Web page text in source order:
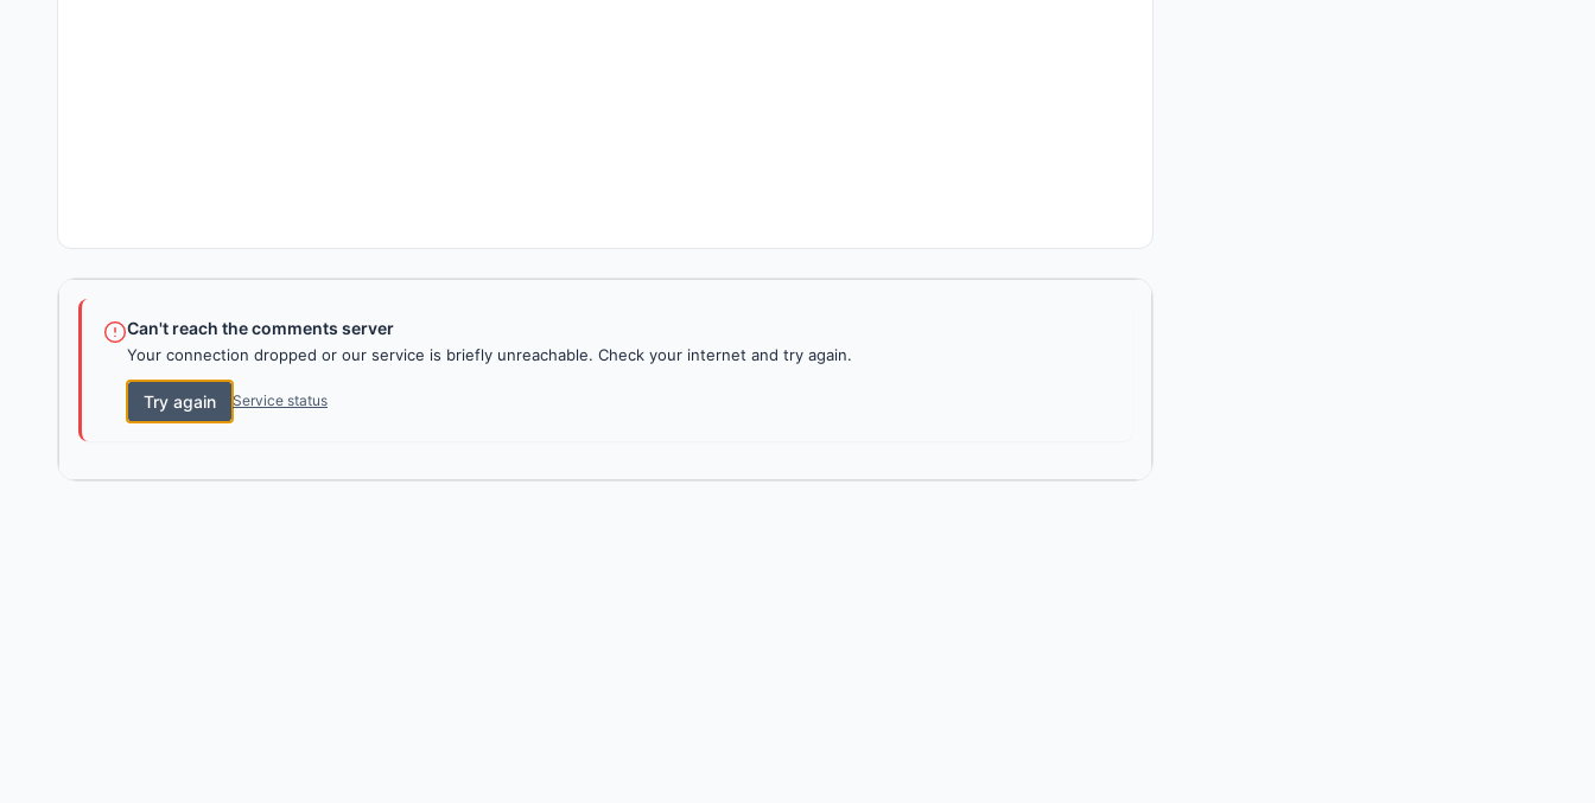
Can't reach the comments server
Your connection dropped or our service is briefly unreachable. Check your internet and try again.
Try again Service status